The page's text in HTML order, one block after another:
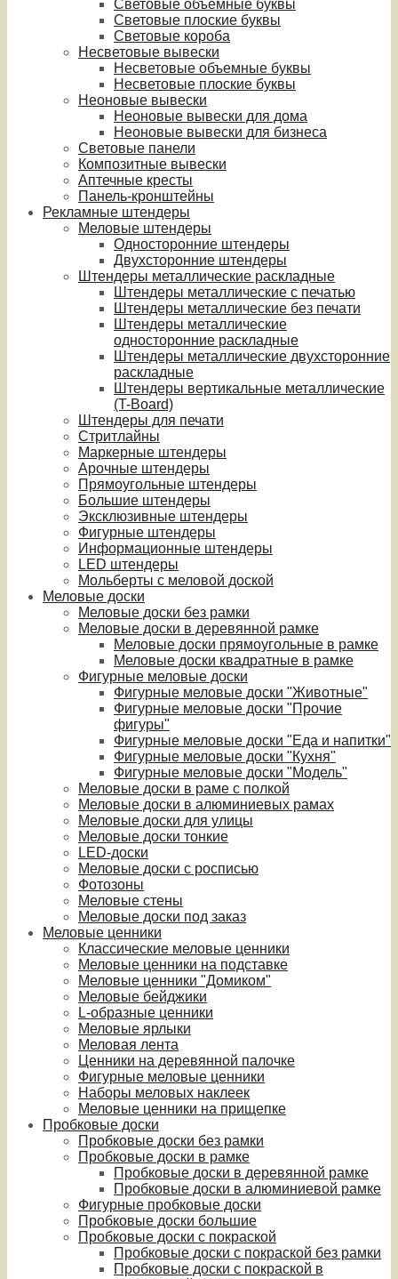
Световые объемные буквы
Световые плоские буквы
Световые короба
Несветовые вывески
Несветовые объемные буквы
Несветовые плоские буквы
Неоновые вывески
Неоновые вывески для дома
Неоновые вывески для бизнеса
Световые панели
Композитные вывески
Аптечные кресты
Панель-кронштейны
Рекламные штендеры
Меловые штендеры
Односторонние штендеры
Двухсторонние штендеры
Штендеры металлические раскладные
Штендеры металлические с печатью
Штендеры металлические без печати
Штендеры металлические
односторонние раскладные
Штендеры металлические двухсторонние
раскладные
Штендеры вертикальные металлические
(T-Board)
Штендеры для печати
Стритлайны
Маркерные штендеры
Арочные штендеры
Прямоугольные штендеры
Большие штендеры
Эксклюзивные штендеры
Фигурные штендеры
Информационные штендеры
LED штендеры
Мольберты с меловой доской
Меловые доски
Меловые доски без рамки
Меловые доски в деревянной рамке
Меловые доски прямоугольные в рамке
Меловые доски квадратные в рамке
Фигурные меловые доски
Фигурные меловые доски "Животные"
Фигурные меловые доски "Прочие
фигуры"
Фигурные меловые доски "Еда и напитки"
Фигурные меловые доски "Кухня"
Фигурные меловые доски "Модель"
Меловые доски в раме с полкой
Меловые доски в алюминиевых рамах
Меловые доски для улицы
Меловые доски тонкие
LED-доски
Меловые доски с росписью
Фотозоны
Меловые стены
Меловые доски под заказ
Меловые ценники
Классические меловые ценники
Меловые ценники на подставке
Меловые ценники "Домиком"
Меловые бейджики
L-образные ценники
Меловые ярлыки
Меловая лента
Ценники на деревянной палочке
Фигурные меловые ценники
Наборы меловых наклеек
Меловые ценники на прищепке
Пробковые доски
Пробковые доски без рамки
Пробковые доски в рамке
Пробковые доски в деревянной рамке
Пробковые доски в алюминиевой рамке
Фигурные пробковые доски
Пробковые доски большие
Пробковые доски с покраской
Пробковые доски с покраской без рамки
Пробковые доски с покраской в